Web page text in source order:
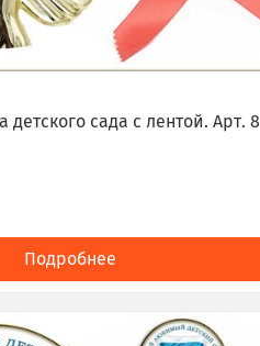
детского сада с лентой. Арт. 8
Подробнее